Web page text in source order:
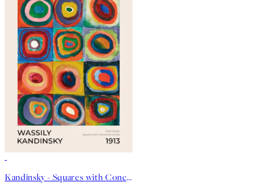
Kandinsky - Squares with Concentric Circles Affiche